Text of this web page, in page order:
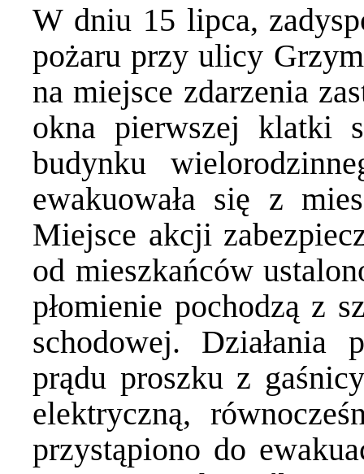
W dniu 15 lipca,
pożaru przy ulicy
na miejsce zdarzenia
okna pierwszej klatki
budynku
ewakuowała się z
Miejsce akcji
od mieszkańców
płomienie pochodzą z
schodowej. Działania
prądu proszku z
elektryczną,
przystąpiono do